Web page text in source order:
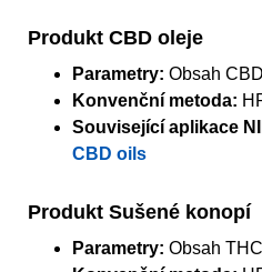
Produkt CBD oleje
Parametry: Obsah CBD
Konvenční metoda:
Související aplikace
CBD oils
Produkt Sušené konopí
Parametry: Obsah